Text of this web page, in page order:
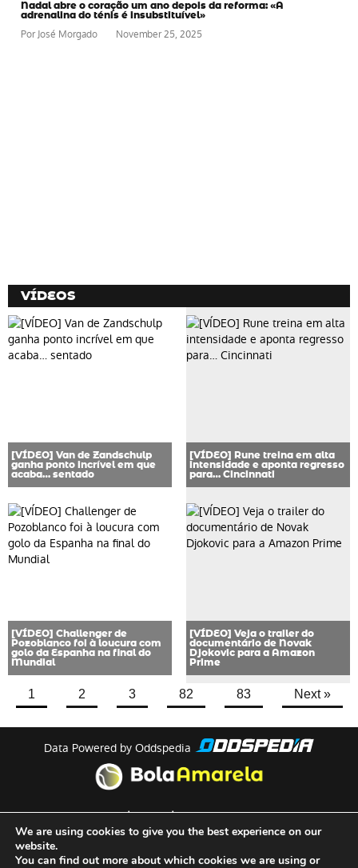
Nadal abre o coração um ano depois da reforma: «A
adrenalina do ténis é insubstituível»
PorJosé Morgado November 25, 2025
VÍDEOS
[VÍDEO] Van de Zandschulp
ganha ponto incrível em que
acaba… sentado
[VÍDEO] Rune treina em alta
intensidade e aponta regresso
para… Cincinnati
[VÍDEO] Challenger de
Pozoblanco foi à loucura com
golo da Espanha na final do
Mundial
[VÍDEO] Veja o trailer do
documentário de Novak
Djokovic para a Amazon
Prime
1 2 3 82 83 Next »
Data Powered by Oddspedia
theme bymeow
We are using cookies to give you the best experience on our
website.
You can find out more about which cookies we are using or